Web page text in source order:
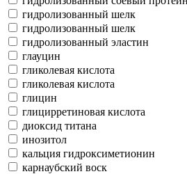
гидролизованный шелк
гидролизованный шелк
гидролизованный эластин
глауцин
гликолевая кислота
гликолевая кислота
глицин
глицирретиновая кислота
диоксид титана
инозитол
кальция гидроксиметионин
карнаубский воск